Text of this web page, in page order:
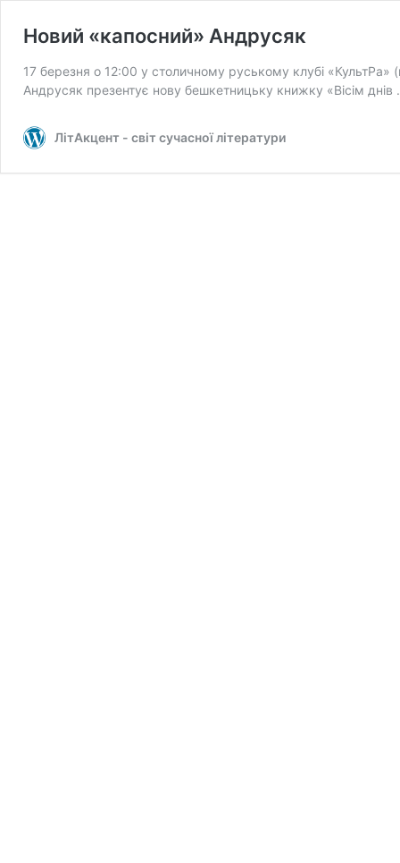
Новий «капосний» Андрусяк
17 березня о 12:00 у столичному руському клубі
Андрусяк презентує нову бешкетницьку книжку «Вісім
ЛітАкцент - світ сучасної літератури